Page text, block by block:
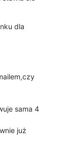
dla
sama 4
już